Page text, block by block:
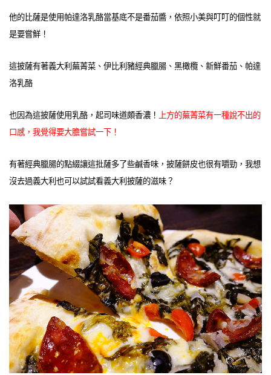
他的比薩是使用帕達洛乳酪當基底不是番茄醬，依照小美與叮叮的個性就
是要嘗鮮！
這披薩有著義大利蕪菁菜、伊比利豬經典臘腸、黑橄欖、新鮮番茄、帕達
洛乳酪
也因為這披薩使用乳酪，起司味道頗香濃！
上方的蕪菁菜有一種說不出的
口感，我覺得要大膽嘗試一下！
有著經典臘腸的點綴讓這批薩多了些鹹香味，披薩餅皮也很有嚼勁，我想
沒去過義大利也可以試試看義大利披薩的滋味？